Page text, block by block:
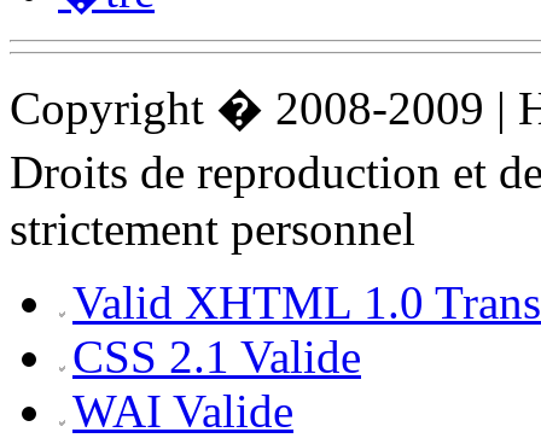
Copyright � 2008-2009 |
Droits de reproduction et
strictement personnel
Valid XHTML 1.0
CSS 2.1 Valide
WAI Valide